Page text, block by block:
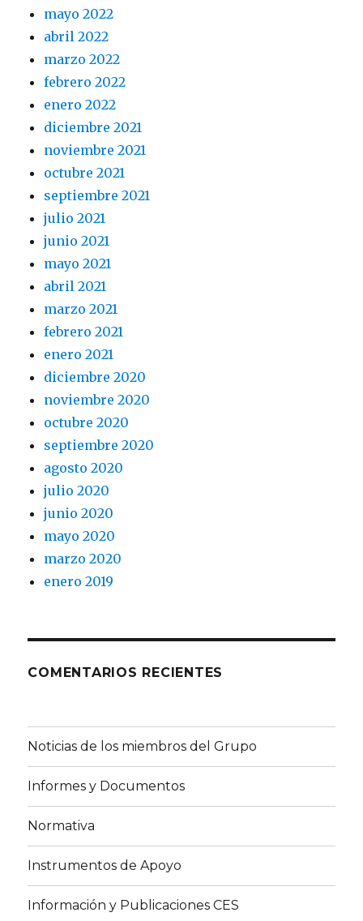
mayo 2022
abril 2022
marzo 2022
febrero 2022
enero 2022
diciembre 2021
noviembre 2021
octubre 2021
septiembre 2021
julio 2021
junio 2021
mayo 2021
abril 2021
marzo 2021
febrero 2021
enero 2021
diciembre 2020
noviembre 2020
octubre 2020
septiembre 2020
agosto 2020
julio 2020
junio 2020
mayo 2020
marzo 2020
enero 2019
COMENTARIOS RECIENTES
Noticias de los miembros del Grupo
Informes y Documentos
Normativa
Instrumentos de Apoyo
Información y Publicaciones CES